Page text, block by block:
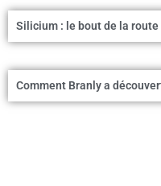
Silicium : le bout de la route
Comment Branly a